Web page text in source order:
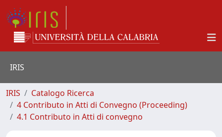
IRIS
IRIS
Catalogo Ricerca
4 Contributo in Atti di Convegno (Proceeding)
4.1 Contributo in Atti di convegno